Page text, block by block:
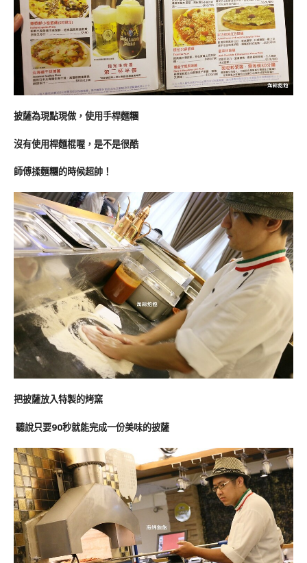
披薩為現點現做，使用手桿麵糰
沒有使用桿麵棍喔，是不是很酷
師傅揉麵糰的時候超帥！
把披薩放入特製的烤窯
聽說只要90秒就能完成一份美味的披薩